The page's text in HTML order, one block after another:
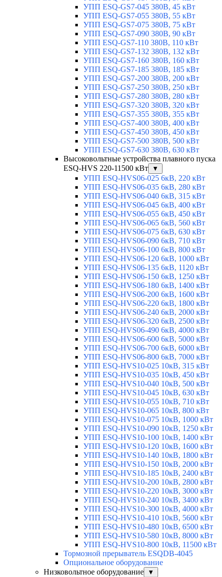
УПП ESQ-GS7-045 380В, 45 кВт
УПП ESQ-GS7-055 380В, 55 кВт
УПП ESQ-GS7-075 380В, 75 кВт
УПП ESQ-GS7-090 380В, 90 кВт
УПП ESQ-GS7-110 380В, 110 кВт
УПП ESQ-GS7-132 380В, 132 кВт
УПП ESQ-GS7-160 380В, 160 кВт
УПП ESQ-GS7-185 380В, 185 кВт
УПП ESQ-GS7-200 380В, 200 кВт
УПП ESQ-GS7-250 380В, 250 кВт
УПП ESQ-GS7-280 380В, 280 кВт
УПП ESQ-GS7-320 380В, 320 кВт
УПП ESQ-GS7-355 380В, 355 кВт
УПП ESQ-GS7-400 380В, 400 кВт
УПП ESQ-GS7-450 380В, 450 кВт
УПП ESQ-GS7-500 380В, 500 кВт
УПП ESQ-GS7-630 380В, 630 кВт
Высоковольтные устройства плавного пуска
ESQ-HVS 220-11500 кВт
▼
УПП ESQ-HVS06-025 6кВ, 220 кВт
УПП ESQ-HVS06-035 6кВ, 280 кВт
УПП ESQ-HVS06-040 6кВ, 315 кВт
УПП ESQ-HVS06-045 6кВ, 400 кВт
УПП ESQ-HVS06-055 6кВ, 450 кВт
УПП ESQ-HVS06-065 6кВ, 560 кВт
УПП ESQ-HVS06-075 6кВ, 630 кВт
УПП ESQ-HVS06-090 6кВ, 710 кВт
УПП ESQ-HVS06-100 6кВ, 800 кВт
УПП ESQ-HVS06-120 6кВ, 1000 кВт
УПП ESQ-HVS06-135 6кВ, 1120 кВт
УПП ESQ-HVS06-150 6кВ, 1250 кВт
УПП ESQ-HVS06-180 6кВ, 1400 кВт
УПП ESQ-HVS06-200 6кВ, 1600 кВт
УПП ESQ-HVS06-220 6кВ, 1800 кВт
УПП ESQ-HVS06-240 6кВ, 2000 кВт
УПП ESQ-HVS06-320 6кВ, 2500 кВт
УПП ESQ-HVS06-490 6кВ, 4000 кВт
УПП ESQ-HVS06-600 6кВ, 5000 кВт
УПП ESQ-HVS06-700 6кВ, 6000 кВт
УПП ESQ-HVS06-800 6кВ, 7000 кВт
УПП ESQ-HVS10-025 10кВ, 315 кВт
УПП ESQ-HVS10-035 10кВ, 450 кВт
УПП ESQ-HVS10-040 10кВ, 500 кВт
УПП ESQ-HVS10-045 10кВ, 630 кВт
УПП ESQ-HVS10-055 10кВ, 710 кВт
УПП ESQ-HVS10-065 10кВ, 800 кВт
УПП ESQ-HVS10-075 10кВ, 1000 кВт
УПП ESQ-HVS10-090 10кВ, 1250 кВт
УПП ESQ-HVS10-100 10кВ, 1400 кВт
УПП ESQ-HVS10-120 10кВ, 1600 кВт
УПП ESQ-HVS10-140 10кВ, 1800 кВт
УПП ESQ-HVS10-150 10кВ, 2000 кВт
УПП ESQ-HVS10-185 10кВ, 2400 кВт
УПП ESQ-HVS10-200 10кВ, 2800 кВт
УПП ESQ-HVS10-220 10кВ, 3000 кВт
УПП ESQ-HVS10-240 10кВ, 3400 кВт
УПП ESQ-HVS10-300 10кВ, 4000 кВт
УПП ESQ-HVS10-410 10кВ, 5600 кВт
УПП ESQ-HVS10-480 10кВ, 6500 кВт
УПП ESQ-HVS10-580 10кВ, 8000 кВт
УПП ESQ-HVS10-800 10кВ, 11500 кВт
Тормозной прерыватель ESQDB-4045
Опциональное оборудование
Низковольтное оборудование
▼